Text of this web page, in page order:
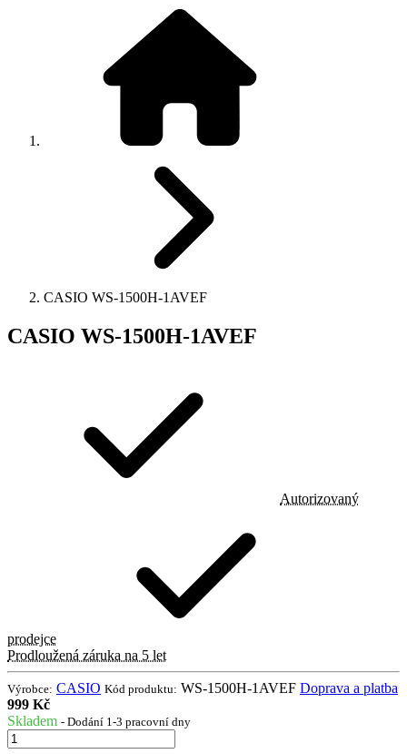
CASIO WS-1500H-1AVEF
CASIO WS-1500H-1AVEF
Autorizovaný
prodejce
Prodloužená záruka na 5 let
Výrobce: CASIO Kód produktu: WS-1500H-1AVEF Doprava a platba
999 Kč
Skladem - Dodání 1-3 pracovní dny